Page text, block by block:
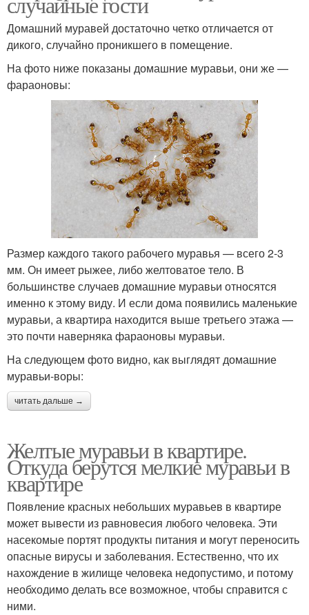
Домашний муравей достаточно четко отличается от
дикого, случайно проникшего в помещение.
На фото ниже показаны домашние муравьи, они же —
фараоновы:
Размер каждого такого рабочего муравья — всего 2-3
мм. Он имеет рыжее, либо желтоватое тело. В
большинстве случаев домашние муравьи относятся
именно к этому виду. И если дома появились маленькие
муравьи, а квартира находится выше третьего этажа —
это почти наверняка фараоновы муравьи.
На следующем фото видно, как выглядят домашние
муравьи-воры:
читать дальше →
Желтые муравьи в квартире.
Откуда берутся мелкие муравьи в
квартире
Появление красных небольших муравьев в квартире
может вывести из равновесия любого человека. Эти
насекомые портят продукты питания и могут переносить
опасные вирусы и заболевания. Естественно, что их
нахождение в жилище человека недопустимо, и потому
необходимо делать все возможное, чтобы справится с
ними.